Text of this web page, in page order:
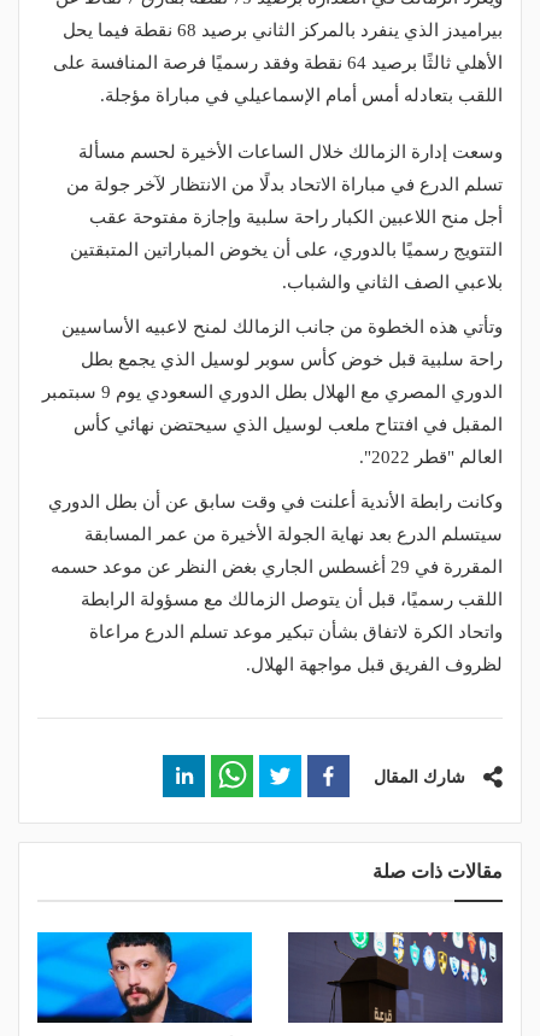
بيراميدز الذي ينفرد بالمركز الثاني برصيد 68 نقطة فيما يحل
الأهلي ثالثًا برصيد 64 نقطة وفقد رسميًا فرصة المنافسة على
اللقب بتعادله أمس أمام الإسماعيلي في مباراة مؤجلة.
وسعت إدارة الزمالك خلال الساعات الأخيرة لحسم مسألة
تسلم الدرع في مباراة الاتحاد بدلًا من الانتظار لآخر جولة من
أجل منح اللاعبين الكبار راحة سلبية وإجازة مفتوحة عقب
التتويج رسميًا بالدوري، على أن يخوض المباراتين المتبقتين
بلاعبي الصف الثاني والشباب.
وتأتي هذه الخطوة من جانب الزمالك لمنح لاعبيه الأساسيين
راحة سلبية قبل خوض كأس سوبر لوسيل الذي يجمع بطل
الدوري المصري مع الهلال بطل الدوري السعودي يوم 9 سبتمبر
المقبل في افتتاح ملعب لوسيل الذي سيحتضن نهائي كأس
العالم "قطر 2022".
وكانت رابطة الأندية أعلنت في وقت سابق عن أن بطل الدوري
سيتسلم الدرع بعد نهاية الجولة الأخيرة من عمر المسابقة
المقررة في 29 أغسطس الجاري بغض النظر عن موعد حسمه
اللقب رسميًا، قبل أن يتوصل الزمالك مع مسؤولة الرابطة
واتحاد الكرة لاتفاق بشأن تبكير موعد تسلم الدرع مراعاة
لظروف الفريق قبل مواجهة الهلال.
شارك المقال
مقالات ذات صلة